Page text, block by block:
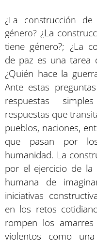
¿La construcción
género? ¿La
tiene género?; ¿La
de paz es una tarea
¿Quién hace la
Ante estas
respuestas
respuestas que
pueblos, naciones,
que pasan por
humanidad. La
por el ejercicio de la
humana de
iniciativas
en los retos
rompen los
violentos como